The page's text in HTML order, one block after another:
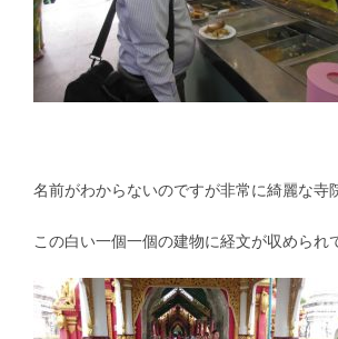
名前がわからないのですが非常に綺麗な寺
この白い一個一個の建物に経文が収められ